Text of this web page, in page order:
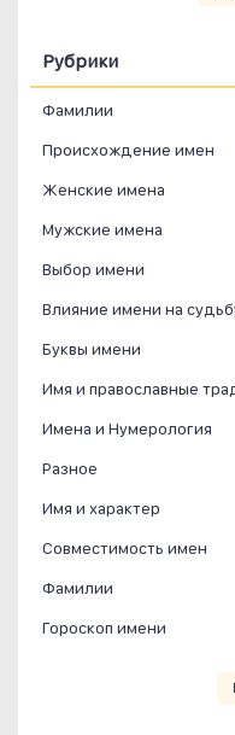
Рубрики
Фамилии
Происхождение имен
Женские имена
Мужские имена
Выбор имени
Влияние имени на
Буквы имени
Имя и православные
Имена и Нумерология
Разное
Имя и характер
Совместимость имен
Фамилии
Гороскоп имени